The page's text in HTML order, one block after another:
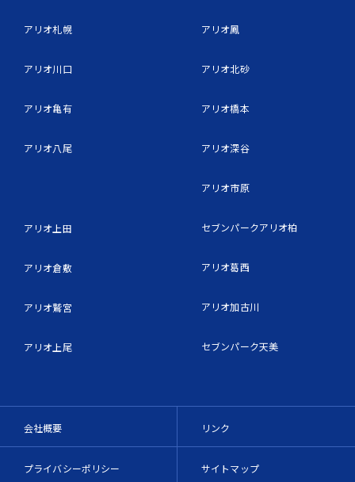
アリオ札幌
アリオ川口
アリオ亀有
アリオ八尾
アリオ上田
アリオ倉敷
アリオ鷲宮
アリオ上尾
アリオ鳳
アリオ北砂
アリオ橋本
アリオ深谷
アリオ市原
セブンパークアリオ柏
アリオ葛西
アリオ加古川
セブンパーク天美
会社概要
プライバシーポリシー
リンク
サイトマップ